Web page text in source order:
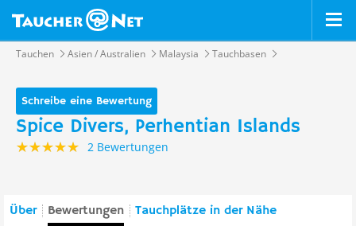
Tauchen Asien / Australien Malaysia Tauchbasen
Schreibe eine Bewertung
Spice Divers, Perhentian Islands
2 Bewertungen
Über Bewertungen Tauchplätze in der Nähe